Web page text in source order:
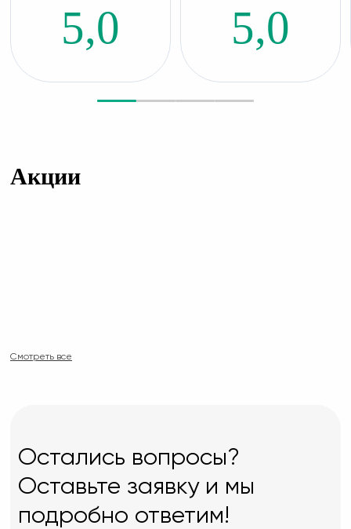
5,0 5,0
Акции
Смотреть все
Остались вопросы?
Оставьте заявку и мы
подробно ответим!